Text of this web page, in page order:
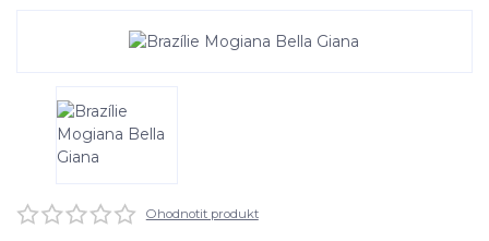
Ohodnotit produkt